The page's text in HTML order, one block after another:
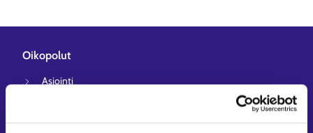
Oikopolut
Asiointi
Työnhakuprofiili